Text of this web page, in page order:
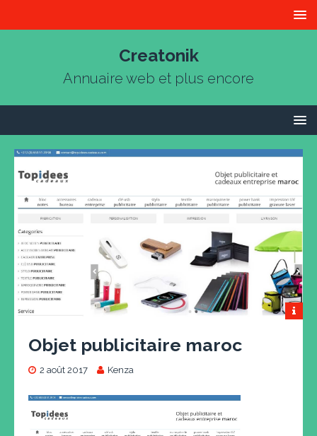
Creatonik
Annuaire web et plus encore
Objet publicitaire maroc
2 août 2017 Kenza